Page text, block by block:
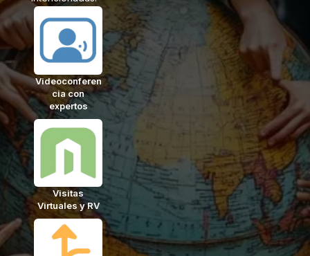
Videoconferen
cia con
expertos
Visitas
Virtuales y RV